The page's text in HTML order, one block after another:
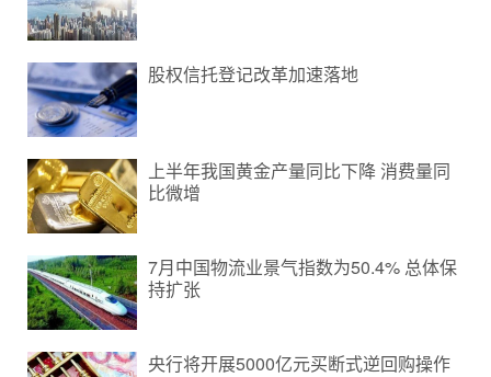
股权信托登记改革加速落地
上半年我国黄金产量同比下降 消费量同
比微增
7月中国物流业景气指数为50.4% 总体保
持扩张
央行将开展5000亿元买断式逆回购操作